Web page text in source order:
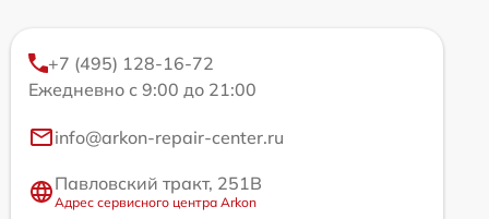
+7 (495) 128-16-72
Ежедневно с 9:00 до 21:00
info@arkon-repair-center.ru
Павловский тракт, 251В
Адрес сервисного центра Arkon